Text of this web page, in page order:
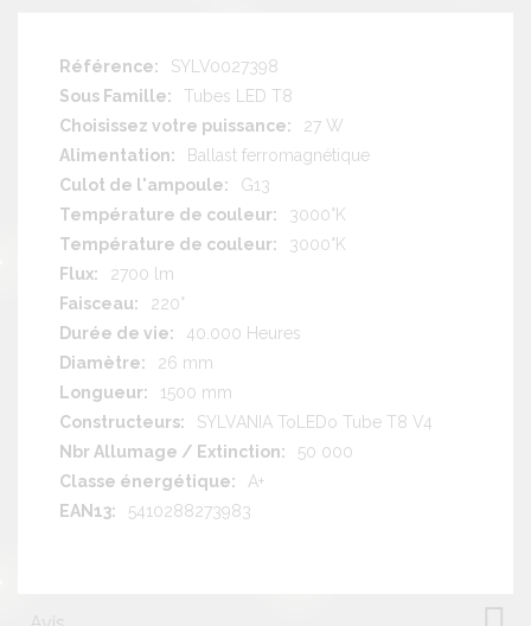
Plus
d'information
SYLV0027398
Tubes LED T8
27 W
Ballast ferromagnétique
G13
3000°K
3000°K
2700 lm
220°
40.000 Heures
26 mm
1500 mm
SYLVANIA ToLEDo Tube T8 V4
50 000
A+
5410288273983